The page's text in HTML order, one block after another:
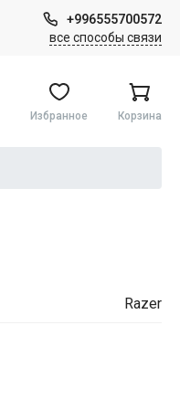
+996555700572
все способы связи
Избранное Корзина
Razer